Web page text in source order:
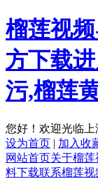
榴莲视
方下载
污,榴莲
您好！欢迎光临
设为首页 | 加入收
网站首页关于榴莲
料下载联系榴莲视